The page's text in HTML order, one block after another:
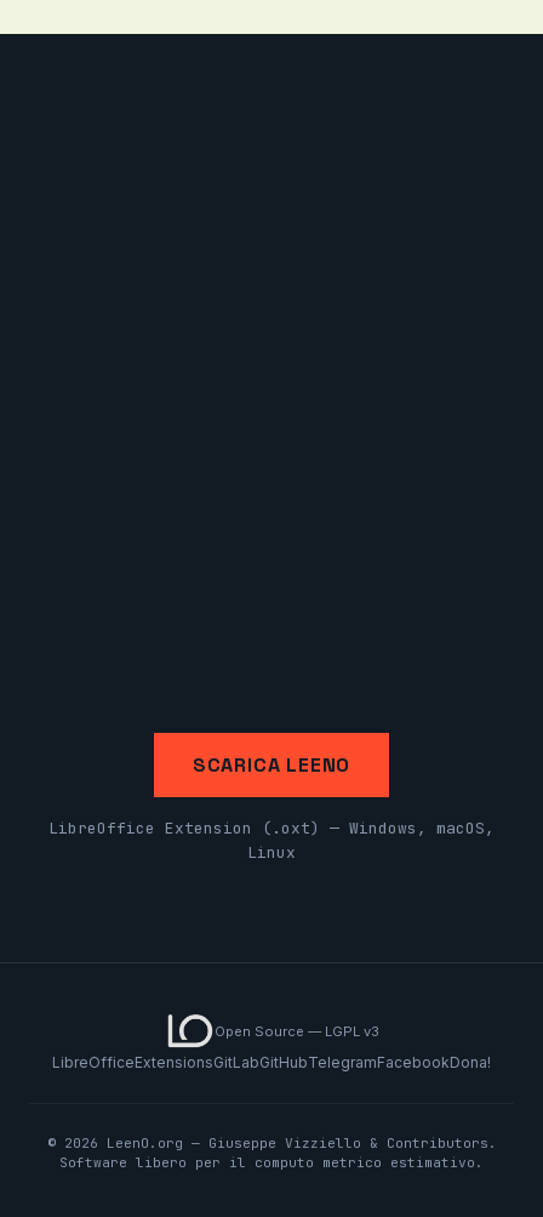
SCARICA LEENO
LibreOffice Extension (.oxt) — Windows, macOS,
Linux
Open Source — LGPL v3
LibreOfficeExtensionsGitLabGitHubTelegramFacebookDona!
© 2026 LeenO.org — Giuseppe Vizziello & Contributors.
Software libero per il computo metrico estimativo.